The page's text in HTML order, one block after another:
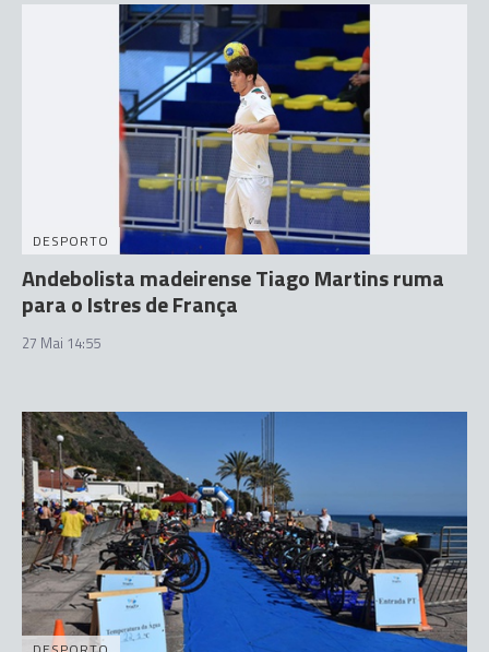
DESPORTO
Andebolista madeirense Tiago Martins ruma
para o Istres de França
27 Mai 14:55